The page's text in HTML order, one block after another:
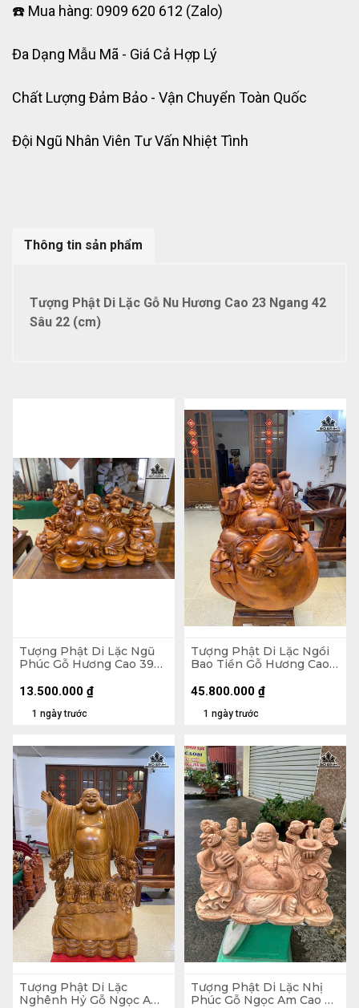
☎️ Mua hàng: 0909 620 612 (Zalo)
Đa Dạng Mẫu Mã - Giá Cả Hợp Lý
Chất Lượng Đảm Bảo - Vận Chuyển Toàn Quốc
Đội Ngũ Nhân Viên Tư Vấn Nhiệt Tình
Thông tin sản phẩm
Tượng Phật Di Lặc Gỗ Nu Hương Cao 23 Ngang 42
Sâu 22 (cm)
Tượng Phật Di Lặc Ngũ
Phúc Gỗ Hương Cao 39
1 ngày trước
13.500.000 ₫
Tượng Phật Di Lặc Ngồi
Bao Tiền Gỗ Hương Cao
- 155kg
1 ngày trước
45.800.000 ₫
Tượng Phật Di Lặc
Nghênh Hỷ Gỗ Ngọc Am
Tượng Phật Di Lặc Nhị
Phúc Gỗ Ngọc Am Cao 30